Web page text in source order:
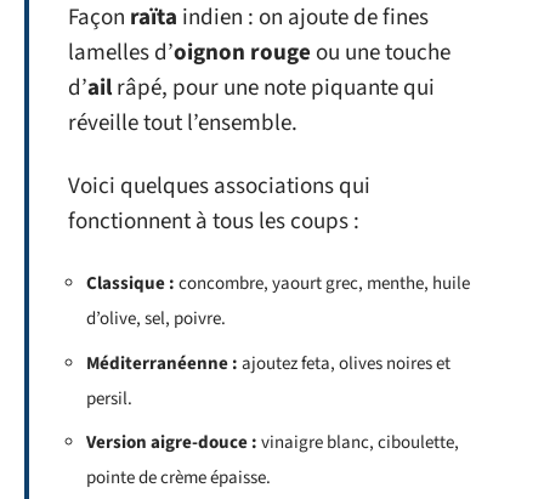
Façon raïta indien : on ajoute de fines
lamelles d’oignon rouge ou une touche
d’ailrâpé, pour une note piquante qui
réveille tout l’ensemble.
Voici quelques associations qui
fonctionnent à tous les coups :
Classique :concombre, yaourt grec, menthe, huile
d’olive, sel, poivre.
Méditerranéenne :ajoutez feta, olives noires et
persil.
Version aigre-douce :vinaigre blanc, ciboulette,
pointe de crème épaisse.